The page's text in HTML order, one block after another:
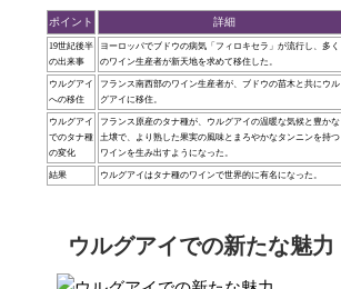
ポイント 詳細
19世紀後半
の出来事
ヨーロッパでブドウの病気「フィロキセラ」が流行し、多く
のワイン生産者が新天地を求めて移住した。
ウルグアイ
への移住
フランス南西部のワイン生産者が、ブドウの苗木と共にウル
グアイに移住。
ウルグアイ
でのタナ種
の変化
フランス原産のタナ種が、ウルグアイの温暖な気候と豊かな
土壌で、より熟した果実の風味とまろやかなタンニンを持つ
ワインを生み出すようになった。
結果 ウルグアイはタナ種のワインで世界的に有名になった。
ウルグアイでの新たな魅力